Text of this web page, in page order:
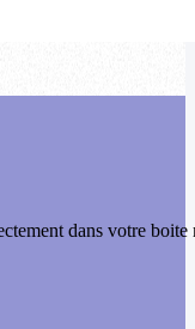
dans votre boite